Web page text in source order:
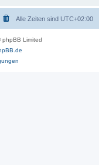
Alle Zeiten sind UTC+02:00
Limited